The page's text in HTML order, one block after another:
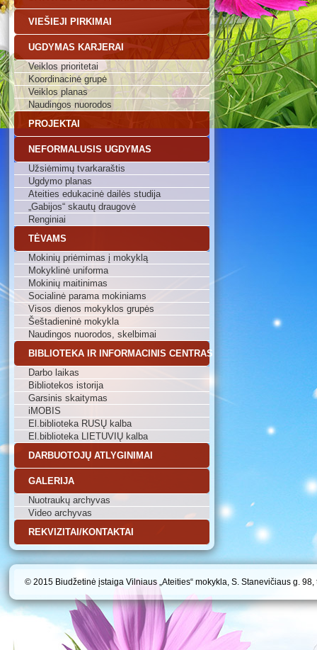
VIEŠIEJI PIRKIMAI
UGDYMAS KARJERAI
Veiklos prioritetai
Koordinacinė grupė
Veiklos planas
Naudingos nuorodos
PROJEKTAI
NEFORMALUSIS UGDYMAS
Užsiėmimų tvarkaraštis
Ugdymo planas
Ateities edukacinė dailės studija
„Gabijos“ skautų draugovė
Renginiai
TĖVAMS
Mokinių priėmimas į mokyklą
Mokyklinė uniforma
Mokinių maitinimas
Socialinė parama mokiniams
Visos dienos mokyklos grupės
Šeštadieninė mokykla
Naudingos nuorodos, skelbimai
BIBLIOTEKA IR INFORMACINIS CENTRAS
Darbo laikas
Bibliotekos istorija
Garsinis skaitymas
iMOBIS
El.biblioteka RUSŲ kalba
El.biblioteka LIETUVIŲ kalba
DARBUOTOJŲ ATLYGINIMAI
GALERIJA
Nuotraukų archyvas
Video archyvas
REKVIZITAI/KONTAKTAI
© 2015 Biudžetinė įstaiga Vilniaus „Ateities“ mokykla, S. Stanevičiaus g.